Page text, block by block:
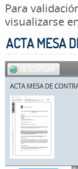
Para
visualizarse
ACTA MESA
DESCARGAR
ACTA MESA DE